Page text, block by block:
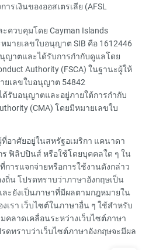
รเงินของออสเตรเลีย (AFSL
ควบคุมโดย Cayman Islands
มายเลขใบอนุญาต SIB คือ 1612446
ญาตและได้รับการกำกับดูแลโดย
Authority (FSCA) ในฐานะผู้ให้
ยเลขใบอนุญาต 54842
ได้รับอนุญาตและอยู่ภายใต้การกำกับ
(CMA) โดยมีหมายเลขใบ
าศัยอยู่ในสหรัฐอเมริกา แคนาดา
ฟิลิปปินส์ หรือใช้โดยบุคคลใด ๆ ใน
การแจกจ่ายหรือการใช้งานดังกล่าว
น โปรดทราบว่าภาษาอังกฤษเป็น
ะยังเป็นภาษาที่มีผลตามกฎหมายใน
รา เว็บไซต์ในภาษาอื่น ๆ ใช้สำหรับ
คลาดเคลื่อนระหว่างเว็บไซต์ภาษา
ดทราบว่าเว็บไซต์ภาษาอังกฤษจะมีผล